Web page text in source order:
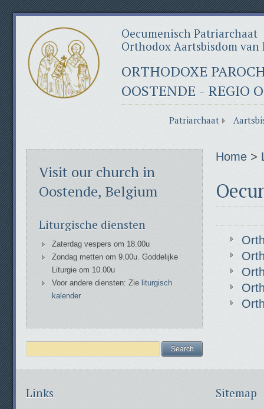
Oecumenisch Patriarchaat
Orthodox Aartsbisdom van
ORTHODOXE
OOSTENDE - REGIO
Patriarchaat
Visit our church in
Oostende, Belgium
Liturgische diensten
Zaterdag vespers om 18.00u
Zondag metten om 9.00u. Goddelijke
Liturgie om 10.00u
Voor andere diensten: Zie liturgisch
kalender
Home >
Links Sitemap